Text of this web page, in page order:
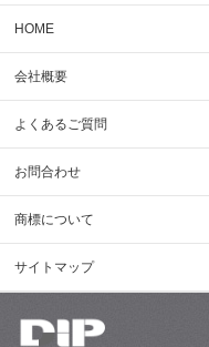
HOME
会社概要
よくあるご質問
お問合わせ
商標について
サイトマップ